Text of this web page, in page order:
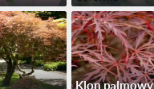
Klon palmowy